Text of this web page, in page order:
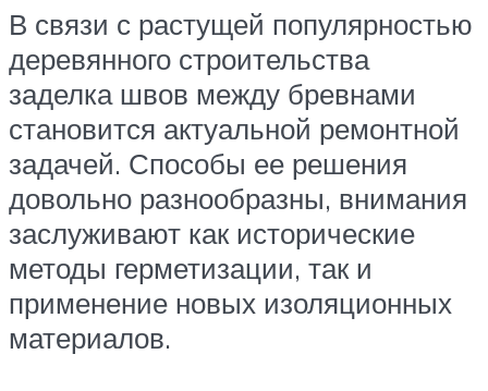
В связи с растущей популярностью
деревянного строительства
заделка швов между бревнами
становится актуальной ремонтной
задачей. Способы ее решения
довольно разнообразны, внимания
заслуживают как исторические
методы герметизации, так и
применение новых изоляционных
материалов.